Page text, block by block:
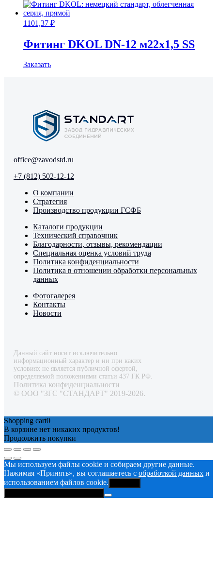
1101,37 ₽
Фитинг DKOL DN-12 м22x1,5 SS
Заказать
office@zavodstd.ru
+7 (812) 502-12-12
О компании
Стратегия
Производство продукции ГСФБ
Каталоги продукции
Технический справочник
Благодарности, отзывы, рекомендации
Специальная оценка условий труда
Политика конфиденциальности
Политика в отношении обработки персональных
данных
Фотогалерея
Контакты
Новости
Данный сайт носит исключительно
информационный характер и ни при каких
условиях не является публичной офертой,
определяемой положениями статьи 437 ГК РФ.
Политика конфиденциальности
© ООО "ЗГС "СТАНДАРТ" 2019-2026.
Shopping cart0
В корзине нет никаких продуктов!
Продолжить покупки
Мы используем файлы cookie и собираем другие данные.
Нажимая «Принять», вы соглашаетесь с обработкой данных и
использованием файлов cookie.